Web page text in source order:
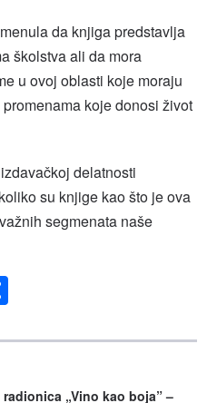
„Vino kao boja” –
da knjiga predstavlja
školstva ali da mora
u ovoj oblasti koje moraju
koje donosi život
delatnosti
su knjige kao što je ova
segmenata naše